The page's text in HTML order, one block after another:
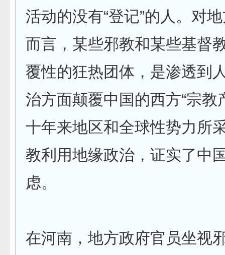
活动的没有“登记”的人。对
而言，某些邪教和某些基督
覆性的狂热团体，是渗透到
治方面颠覆中国的西方“宗教
十年来地区和全球性势力所
教利用地缘政治，证实了中
虑。
在河南，地方政府官员坐视